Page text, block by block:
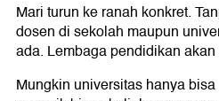
Mari turun ke ranah konkret.
dosen di sekolah maupun
ada. Lembaga pendidikan
Mungkin universitas hanya